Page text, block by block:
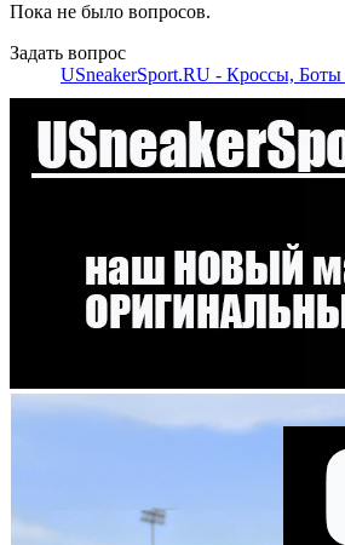
Пока не было вопросов.
Задать вопрос
USneakerSport.RU - Кроссы,